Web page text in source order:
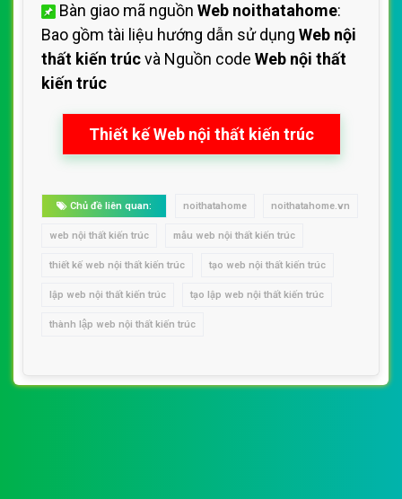
Bàn giao mã nguồn Web noithatahome:
Bao gồm tài liệu hướng dẫn sử dụng Web nội
thất kiến trúcvà Nguồn code Web nội thất
kiến trúc
Thiết kế Web nội thất kiến trúc
Chủ đề liên quan: noithatahome noithatahome.vn
web nội thất kiến trúc mẫu web nội thất kiến trúc
thiết kế web nội thất kiến trúc tạo web nội thất kiến trúc
lập web nội thất kiến trúc tạo lập web nội thất kiến trúc
thành lập web nội thất kiến trúc